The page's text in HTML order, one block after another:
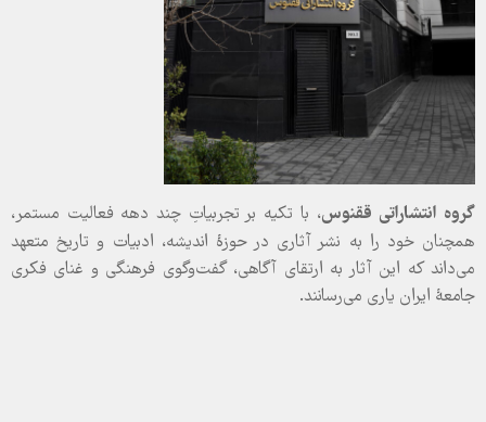
گروه انتشاراتی ققنوس، با تکیه بر تجربیاتِ چند دهه فعالیت مستمر،
همچنان خود را به نشر آثاری در حوزۀ اندیشه، ادبیات و تاریخ متعهد
می‌داند که این آثار به ارتقای آگاهی، گفت‌وگوی فرهنگی و غنای فکری
جامعۀ ایران یاری می‌رسانند.